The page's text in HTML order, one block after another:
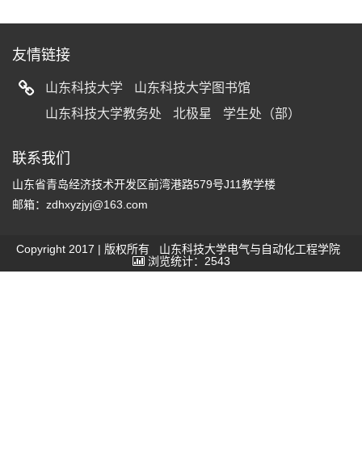
友情链接
山东科技大学
山东科技大学图书馆
山东科技大学教务处
北极星 学生处（部）
联系我们
山东省青岛经济技术开发区前湾港路579号J11教学楼
邮箱：zdhxyzjyj@163.com
Copyright 2017 | 版权所有 山东科技大学电气与自动化工程学院
浏览统计：2543